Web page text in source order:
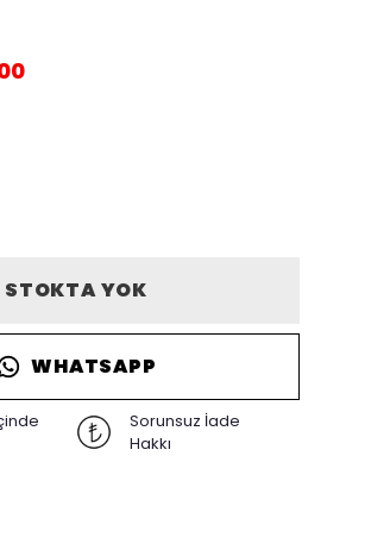
STOKTA YOK
WHATSAPP
Sorunsuz İade
Hakkı